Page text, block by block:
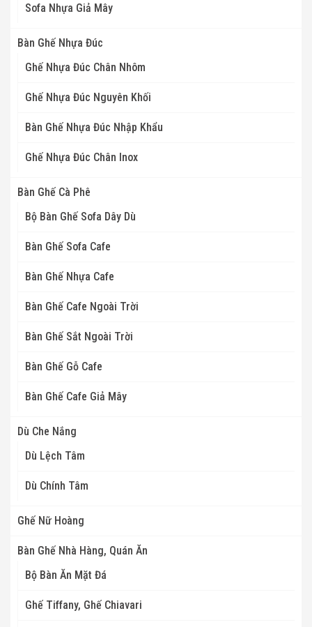
Sofa Nhựa Giả Mây
Bàn Ghế Nhựa Đúc
Ghế Nhựa Đúc Chân Nhôm
Ghế Nhựa Đúc Nguyên Khối
Bàn Ghế Nhựa Đúc Nhập Khẩu
Ghế Nhựa Đúc Chân Inox
Bàn Ghế Cà Phê
Bộ Bàn Ghế Sofa Dây Dù
Bàn Ghế Sofa Cafe
Bàn Ghế Nhựa Cafe
Bàn Ghế Cafe Ngoài Trời
Bàn Ghế Sắt Ngoài Trời
Bàn Ghế Gỗ Cafe
Bàn Ghế Cafe Giả Mây
Dù Che Nắng
Dù Lệch Tâm
Dù Chính Tâm
Ghế Nữ Hoàng
Bàn Ghế Nhà Hàng, Quán Ăn
Bộ Bàn Ăn Mặt Đá
Ghế Tiffany, Ghế Chiavari